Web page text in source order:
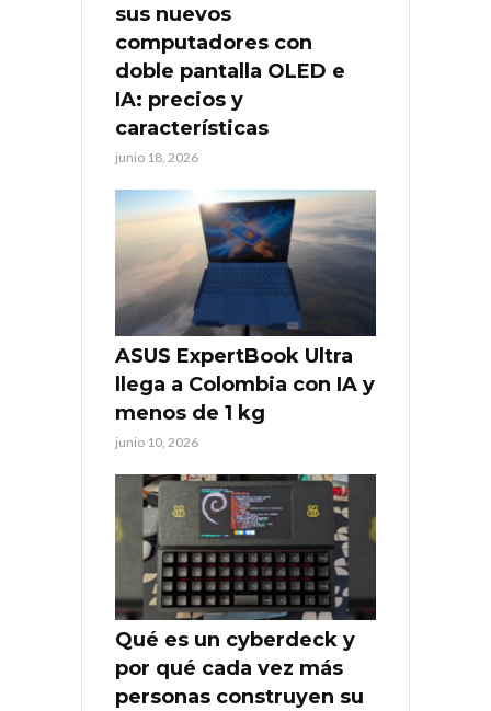
sus nuevos
computadores con
doble pantalla OLED e
IA: precios y
características
junio 18, 2026
ASUS ExpertBook Ultra
llega a Colombia con IA y
menos de 1 kg
junio 10, 2026
Qué es un cyberdeck y
por qué cada vez más
personas construyen su